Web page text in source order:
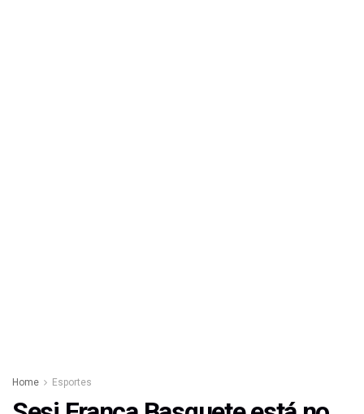
Home Esportes